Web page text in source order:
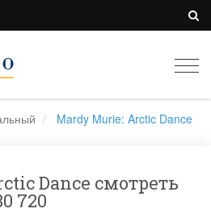
Mardy Murie: Arctic Dance
Dance смотреть
720